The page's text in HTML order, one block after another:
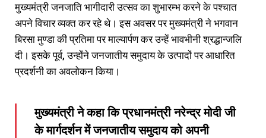
मुख्यमंत्री जनजाति भागीदारी उत्सव का शुभारम्भ करने के पश्चात
अपने विचार व्यक्त कर रहे थे। इस अवसर पर मुख्यमंत्री ने भगवान
बिरसा मुण्डा की प्रतिमा पर माल्यार्पण कर उन्हें भावभीनी श्रद्धान्जलि
दी। इसके पूर्व, उन्होंने जनजातीय समुदाय के उत्पादों पर आधारित
प्रदर्शनी का अवलोकन किया।
मुख्यमंत्री ने कहा कि प्रधानमंत्री नरेन्द्र मोदी जी
के मार्गदर्शन में जनजातीय समुदाय को अपनी